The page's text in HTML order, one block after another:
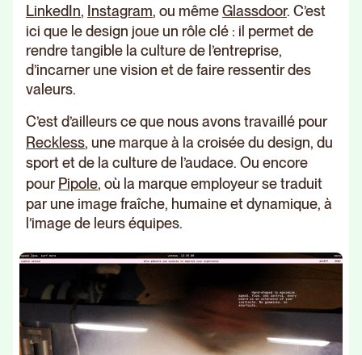
LinkedIn, Instagram, ou mêmeGlassdoor. C’est
ici que le design joue un rôle clé : il permet de
rendre tangible la culture de l’entreprise,
d’incarner une vision et de faire ressentir des
valeurs.
C’est d’ailleurs ce que nous avons travaillé pour
Reckless, une marque à la croisée du design, du
sport et de la culture de l’audace. Ou encore
pourPipole, où la marque employeur se traduit
par une image fraîche, humaine et dynamique, à
l’image de leurs équipes.